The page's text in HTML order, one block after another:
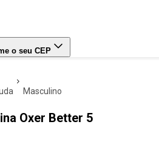
o seu CEP
masculino
Oxer Better 5